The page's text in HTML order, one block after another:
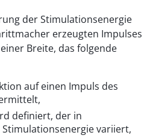
der Stimulationsenergie
erzeugten Impulses
Breite, das folgende
auf einen Impuls des
definiert, der in
variiert,